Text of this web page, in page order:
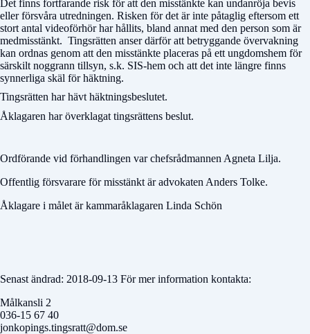
Det finns fortfarande risk för att den misstänkte kan undanröja bevis
eller försvåra utredningen. Risken för det är inte påtaglig eftersom ett
stort antal videoförhör har hållits, bland annat med den person som är
medmisstänkt. Tingsrätten anser därför att betryggande övervakning
kan ordnas genom att den misstänkte placeras på ett ungdomshem för
särskilt noggrann tillsyn, s.k. SIS-hem och att det inte längre finns
synnerliga skäl för häktning.
Tingsrätten har hävt häktningsbeslutet.
Åklagaren har överklagat tingsrättens beslut.
Ordförande vid förhandlingen var chefsrådmannen Agneta Lilja.
Offentlig försvarare för misstänkt är advokaten Anders Tolke.
Åklagare i målet är kammaråklagaren Linda Schön
Senast ändrad: 2018-09-13 För mer information kontakta:
Målkansli 2
036-15 67 40
jonkopings.tingsratt@dom.se